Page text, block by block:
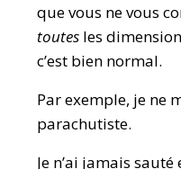
que vous ne vous
toutes les
c’est bien normal.
Par exemple, je ne
parachutiste.
Je n’ai jamais